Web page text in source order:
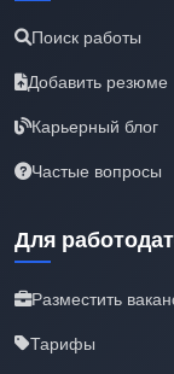
Поиск работы
Добавить резюме
Карьерный блог
Частые вопросы
Для
Разместить
Тарифы